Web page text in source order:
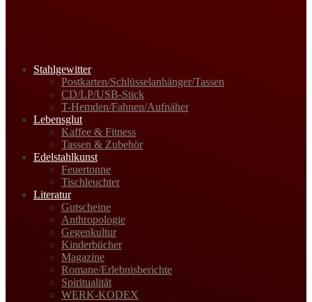
Stahlgewitter
Postkarten/Schlüsselanhänger/Tassen
CD/LP/USB-Stick
T-Hemden/Fahnen/Aufnäher
Lebensglut
Kaffee & Fitness
Tassen & Zubehör
Edelstahlkunst
Feuertonne
Tischleuchter
Literatur
Gutscheine
Anthropologie
Gegenkultur
Kinderbücher
Magazine
Romane/Erlebnisberichte
Spiritualität
WERK-KODEX